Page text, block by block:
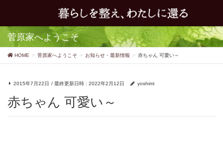
菅原家へようこそ
HOME 菅原家へようこそ お知らせ・最新情報 赤ちゃん 可愛い～
2015年7月22日 / 最終更新日時 : 2022年2月12日 yoshimi
赤ちゃん 可愛い～